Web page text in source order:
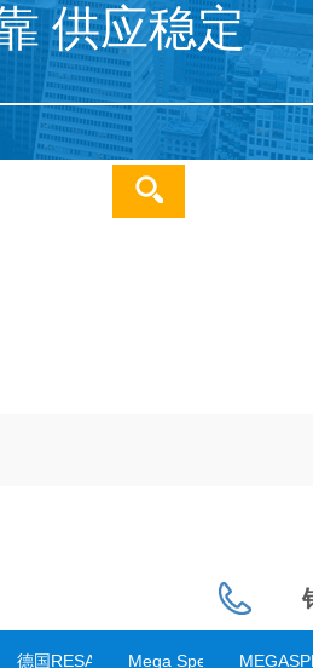
供应稳定
器&变送器
德国RESATRON编码器Mega Speed高速相机